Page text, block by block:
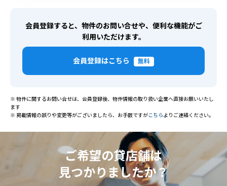
会員登録すると、物件のお問い合せや、便利な機能がご
利用いただけます。
会員登録はこちら 無料
※ 物件に関するお問い合せは、会員登録後、物件情報の取り扱い企業へ直接お願いいたし
ます
※ 掲載情報の誤りや変更等がございましたら、お手数ですがこちらよりご連絡ください。
ご希望の貸店舗は
見つかりましたか？